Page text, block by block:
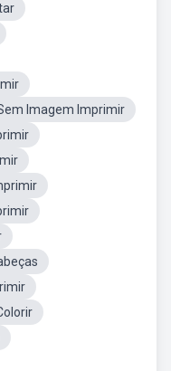
Imagem Imprimir